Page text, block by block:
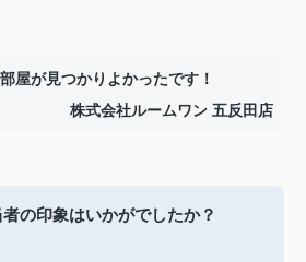
屋が見つかりよかったです！
株式会社ルームワン 五反田店
の印象はいかがでしたか？